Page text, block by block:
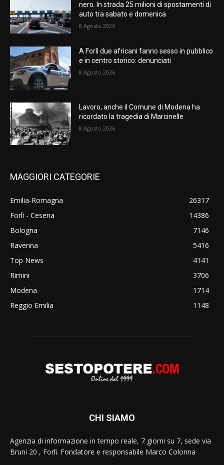
nero. In strada 25 milioni di spostamenti di
auto tra sabato e domenica
8 Agosto 2026
A Forlì due africani fanno sesso in pubblico
e in centro storico: denunciati
8 Agosto 2026
Lavoro, anche il Comune di Modena ha
ricordato la tragedia di Marcinelle
8 Agosto 2026
MAGGIORI CATEGORIE
Emilia-Romagna
26317
Forlì - Cesena
14386
Bologna
7146
Ravenna
5416
Top News
4141
Rimini
3706
Modena
1714
Reggio Emilia
1148
CHI SIAMO
Agenzia di informazione in tempo reale, 7 giorni su 7, sede via
Bruni 20 , Forlì. Fondatore e responsabile Marco Colonna